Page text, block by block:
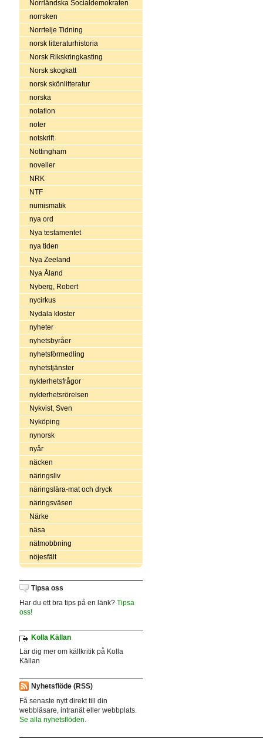
Norrländska Socialdemokraten
norrsken
Norrtelje Tidning
norsk litteraturhistoria
Norsk Rikskringkasting
Norsk skogkatt
norsk skönlitteratur
norska
notation
noter
notskrift
Nottingham
noveller
NRK
NTF
numismatik
nya ord
Nya testamentet
nya tiden
Nya Zeeland
Nya Åland
Nyberg, Robert
nycirkus
Nydala kloster
nyheter
nyhetsbyråer
nyhetsförmedling
nyhetstjänster
nykterhetsfrågor
nykterhetsrörelsen
Nykvist, Sven
Nyköping
nynorsk
nyår
näcken
näringsliv
näringslära-mat och dryck
näringsväsen
Närke
näsa
nätmobbning
nöjesfält
Tipsa oss
Har du ett bra tips på en länk? Tipsa
oss!
Kolla Källan
Lär dig mer om källkritik på Kolla
Källan
Nyhetsflöde (RSS)
Få senaste nytt direkt till din
webbläsare, intranät eller webbplats.
Se alla nyhetsflöden.